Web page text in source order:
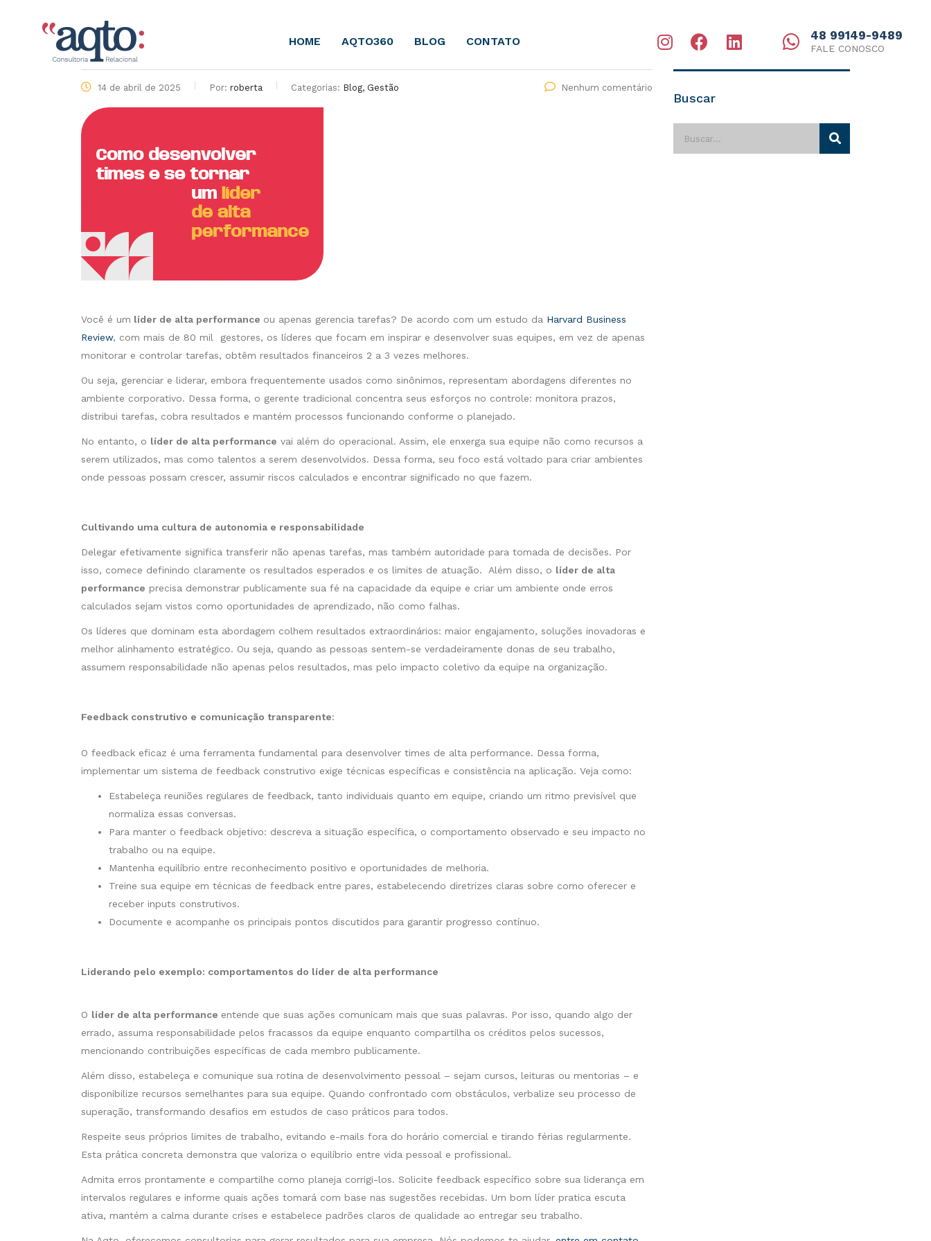
HOME AQTO360 BLOG CONTATO 48 99149-9489
FALE CONOSCO
14 de abril de 2025 Por: roberta Categorias: Blog, Gestão Nenhum comentário
Você é um líder de alta performance ou apenas gerencia tarefas? De acordo com um estudo da Harvard Business
Review, com mais de 80 mil gestores, os líderes que focam em inspirar e desenvolver suas equipes, em vez de apenas
monitorar e controlar tarefas, obtêm resultados financeiros 2 a 3 vezes melhores.
Ou seja, gerenciar e liderar, embora frequentemente usados como sinônimos, representam abordagens diferentes no
ambiente corporativo. Dessa forma, o gerente tradicional concentra seus esforços no controle: monitora prazos,
distribui tarefas, cobra resultados e mantém processos funcionando conforme o planejado.
No entanto, o líder de alta performance vai além do operacional. Assim, ele enxerga sua equipe não como recursos a
serem utilizados, mas como talentos a serem desenvolvidos. Dessa forma, seu foco está voltado para criar ambientes
onde pessoas possam crescer, assumir riscos calculados e encontrar significado no que fazem.
Cultivando uma cultura de autonomia e responsabilidade
Delegar efetivamente significa transferir não apenas tarefas, mas também autoridade para tomada de decisões. Por
isso, comece definindo claramente os resultados esperados e os limites de atuação. Além disso, o líder de alta
performance precisa demonstrar publicamente sua fé na capacidade da equipe e criar um ambiente onde erros
calculados sejam vistos como oportunidades de aprendizado, não como falhas.
Os líderes que dominam esta abordagem colhem resultados extraordinários: maior engajamento, soluções inovadoras e
melhor alinhamento estratégico. Ou seja, quando as pessoas sentem-se verdadeiramente donas de seu trabalho,
assumem responsabilidade não apenas pelos resultados, mas pelo impacto coletivo da equipe na organização.
Feedback construtivo e comunicação transparente:
O feedback eficaz é uma ferramenta fundamental para desenvolver times de alta performance. Dessa forma,
implementar um sistema de feedback construtivo exige técnicas específicas e consistência na aplicação. Veja como:
Estabeleça reuniões regulares de feedback, tanto individuais quanto em equipe, criando um ritmo previsível que
normaliza essas conversas.
Para manter o feedback objetivo: descreva a situação específica, o comportamento observado e seu impacto no
trabalho ou na equipe.
Mantenha equilíbrio entre reconhecimento positivo e oportunidades de melhoria.
Treine sua equipe em técnicas de feedback entre pares, estabelecendo diretrizes claras sobre como oferecer e
receber inputs construtivos.
Documente e acompanhe os principais pontos discutidos para garantir progresso contínuo.
Liderando pelo exemplo: comportamentos do líder de alta performance
O líder de alta performance entende que suas ações comunicam mais que suas palavras. Por isso, quando algo der
errado, assuma responsabilidade pelos fracassos da equipe enquanto compartilha os créditos pelos sucessos,
mencionando contribuições específicas de cada membro publicamente.
Além disso, estabeleça e comunique sua rotina de desenvolvimento pessoal – sejam cursos, leituras ou mentorias – e
disponibilize recursos semelhantes para sua equipe. Quando confrontado com obstáculos, verbalize seu processo de
superação, transformando desafios em estudos de caso práticos para todos.
Respeite seus próprios limites de trabalho, evitando e-mails fora do horário comercial e tirando férias regularmente.
Esta prática concreta demonstra que valoriza o equilíbrio entre vida pessoal e profissional.
Admita erros prontamente e compartilhe como planeja corrigi-los. Solicite feedback específico sobre sua liderança em
intervalos regulares e informe quais ações tomará com base nas sugestões recebidas. Um bom líder pratica escuta
ativa, mantém a calma durante crises e estabelece padrões claros de qualidade ao entregar seu trabalho.
Buscar